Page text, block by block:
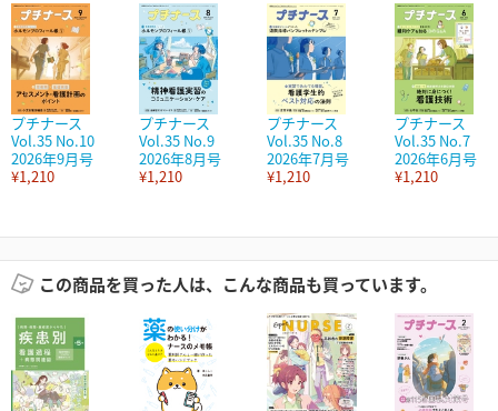
プチナース
Vol.35 No.10
2026年9月号
¥1,210
プチナース
Vol.35 No.9
2026年8月号
¥1,210
プチナース
Vol.35 No.8
2026年7月号
¥1,210
プチナース
Vol.35 No.7
2026年6月号
¥1,210
この商品を買った人は、こんな商品も買っています。